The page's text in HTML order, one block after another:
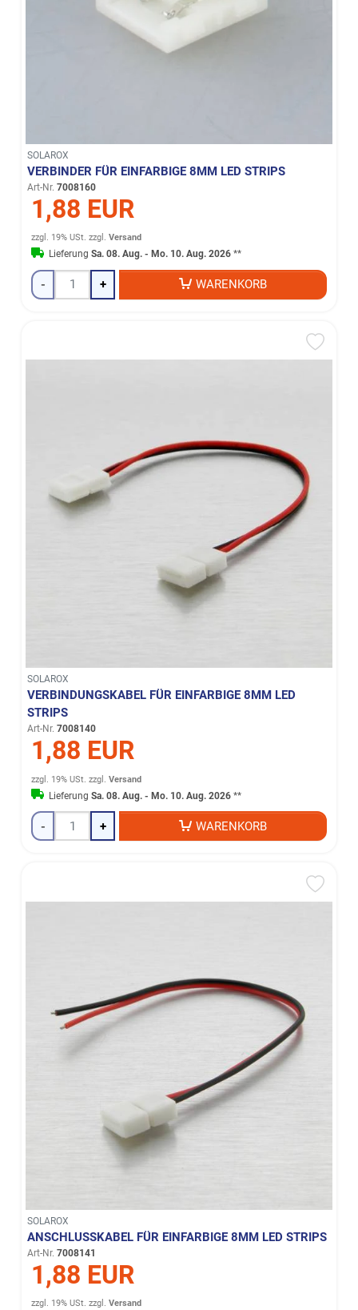
SOLAROX
VERBINDER FÜR EINFARBIGE 8MM LED STRIPS
Art-Nr. 7008160
1,88 EUR
zzgl. 19% USt. zzgl.Versand
LieferungSa. 08. Aug. - Mo. 10. Aug. 2026 **
- + WARENKORB
SOLAROX
VERBINDUNGSKABEL FÜR EINFARBIGE 8MM LED
STRIPS
Art-Nr. 7008140
1,88 EUR
zzgl. 19% USt. zzgl.Versand
LieferungSa. 08. Aug. - Mo. 10. Aug. 2026 **
- + WARENKORB
SOLAROX
ANSCHLUSSKABEL FÜR EINFARBIGE 8MM LED STRIPS
Art-Nr. 7008141
1,88 EUR
zzgl. 19% USt. zzgl.Versand